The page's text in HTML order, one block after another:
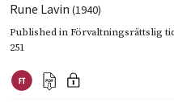
Rune Lavin (1940)
Published inFörvaltningsrättslig
251